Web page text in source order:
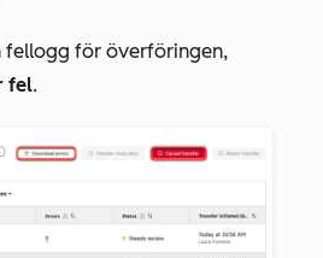
fellogg för överföringen,
fel.